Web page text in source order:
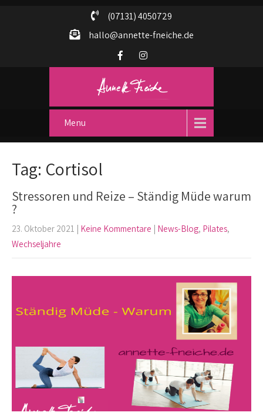
(07131) 4050729
hallo@annette-fneiche.de
Menu
Tag: Cortisol
Stressoren und Reize – Ständig Müde warum
?
23. Oktober 2021 | Keine Kommentare | News-Blog, Pilates,
Wechseljahre